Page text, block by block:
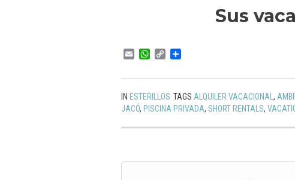
Sus
EmailWhatsApp
Copy
IN ESTERILLOS TAGS ALQUILER VACACIONAL ,
JACÓ, PISCINA PRIVADA, SHORT RENTALS,